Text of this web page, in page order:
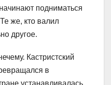
подниматься
же, кто валил
другое.
Кастристский
в